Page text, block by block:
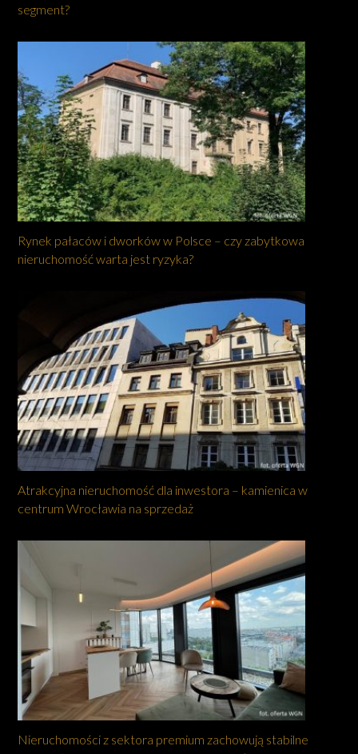
segment?
Rynek pałaców i dworków w Polsce – czy zabytkowa
nieruchomość warta jest ryzyka?
Atrakcyjna nieruchomość dla inwestora – kamienica w
centrum Wrocławia na sprzedaż
Nieruchomości z sektora premium zachowują stabilne